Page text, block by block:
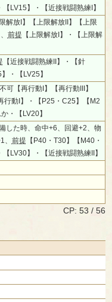
LV15】・【近接戦闘熟練I】
解放I】【上限解放II】【上限
前提 【上限解放I】・【上限解
【近接戦闘熟練II】・【針
・【LV25】
可【再行動I】【再行動III】
行動I】・【P25・C25】【M2
・【LV20】
した時、命中+6、回避+2、物
前提 【P40・T30】【M40・
LV30】・【近接戦闘熟練II】
CP: 53 / 56